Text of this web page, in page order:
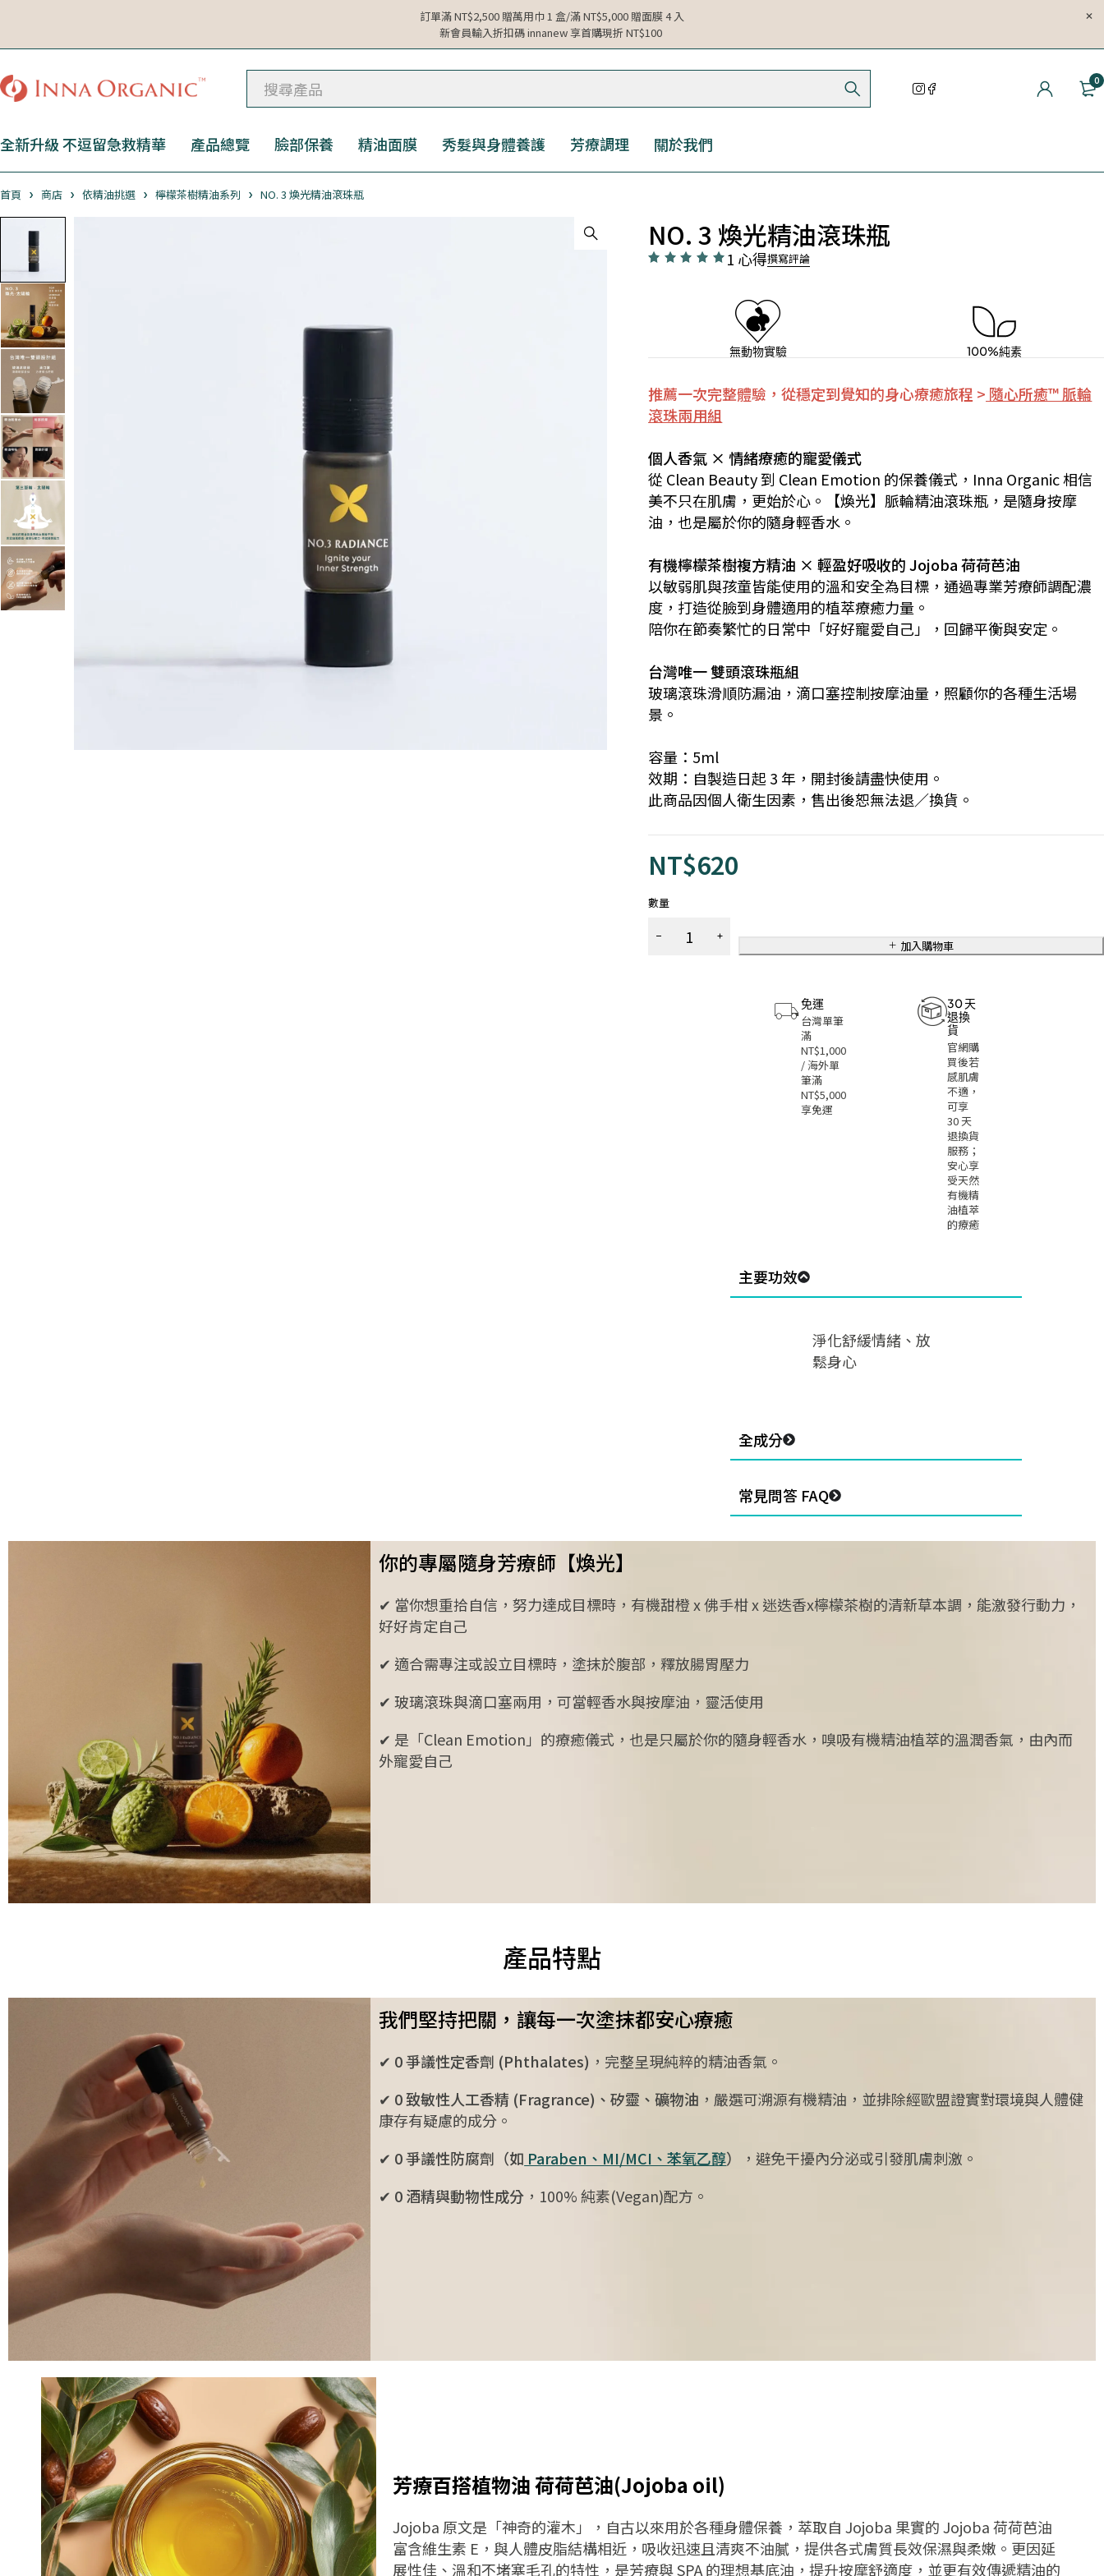
訂單滿 NT$2,500 贈萬用巾 1 盒/滿 NT$5,000 贈面膜 4 入
新會員輸入折扣碼 innanew 享首購現折 NT$100
0
全新升級 不逗留急救精華 產品總覽 臉部保養 精油面膜 秀髮與身體養護 芳療調理 關於我們
首頁 商店 依精油挑選 檸檬茶樹精油系列 NO. 3 煥光精油滾珠瓶
NO. 3 煥光精油滾珠瓶
1 心得撰寫評論
無動物實驗 100%純素
推薦一次完整體驗，從穩定到覺知的身心療癒旅程 > 隨心所癒™ 脈輪
滾珠兩用組
個人香氣 × 情緒療癒的寵愛儀式
從 Clean Beauty 到 Clean Emotion 的保養儀式，Inna Organic 相信
美不只在肌膚，更始於心。【煥光】脈輪精油滾珠瓶，是隨身按摩
油，也是屬於你的隨身輕香水。
有機檸檬茶樹複方精油 × 輕盈好吸收的 Jojoba 荷荷芭油
以敏弱肌與孩童皆能使用的溫和安全為目標，通過專業芳療師調配濃
度，打造從臉到身體適用的植萃療癒力量。
陪你在節奏繁忙的日常中「好好寵愛自己」，回歸平衡與安定。
台灣唯一 雙頭滾珠瓶組
玻璃滾珠滑順防漏油，滴口塞控制按摩油量，照顧你的各種生活場
景。
容量：5ml
效期：自製造日起 3 年，開封後請盡快使用。
此商品因個人衛生因素，售出後恕無法退／換貨。
NT$620
數量
加入購物車
免運
台灣單筆
滿
NT$1,000
/ 海外單
筆滿
NT$5,000
享免運
30 天
退換
貨
官網購
買後若
感肌膚
不適，
可享
30 天
退換貨
服務；
安心享
受天然
有機精
油植萃
的療癒
主要功效
淨化舒緩情緒、放
鬆身心
全成分
常見問答 FAQ
你的專屬隨身芳療師【煥光】
✔ 當你想重拾自信，努力達成目標時，有機甜橙 x 佛手柑 x 迷迭香x檸檬茶樹的清新草本調，能激發行動力，
好好肯定自己
✔ 適合需專注或設立目標時，塗抹於腹部，釋放腸胃壓力
✔ 玻璃滾珠與滴口塞兩用，可當輕香水與按摩油，靈活使用
✔ 是「Clean Emotion」的療癒儀式，也是只屬於你的隨身輕香水，嗅吸有機精油植萃的溫潤香氣，由內而
外寵愛自己
產品特點
我們堅持把關，讓每一次塗抹都安心療癒
✔ 0 爭議性定香劑 (Phthalates) ，完整呈現純粹的精油香氣。
✔ 0 致敏性人工香精 (Fragrance)、矽靈、礦物油 ，嚴選可溯源有機精油，並排除經歐盟證實對環境與人體健
康存有疑慮的成分。
✔ 0 爭議性防腐劑（如 Paraben、MI/MCI、苯氧乙醇）
，避免干擾內分泌或引發肌膚刺激。
✔ 0 酒精與動物性成分 ，100% 純素(Vegan)配方。
芳療百搭植物油 荷荷芭油(Jojoba oil)
Jojoba 原文是「神奇的灌木」，自古以來用於各種身體保養，萃取自 Jojoba 果實的Jojoba荷荷芭油
富含維生素 E ，與人體皮脂結構相近，吸收迅速且清爽不油膩，提供各式膚質長效保濕與柔嫩。更因延
展性佳、溫和不堵塞毛孔的特性，是芳療與SPA的理想基底油，提升按摩舒適度，並更有效傳遞精油的